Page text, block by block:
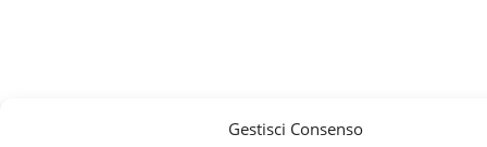
Gestisci Consenso